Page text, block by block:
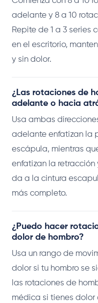
adelante y 8 a 10
Repite de 1 a 3 series
en el escritorio,
y sin dolor.
¿Las rotaciones de
adelante o hacia
Usa ambas
adelante enfatizan la
escápula, mientras
enfatizan la
da a la cintura
más completo.
¿Puedo hacer
dolor de hombro?
Usa un rango de
dolor si tu hombro se
las rotaciones de
médica si tienes